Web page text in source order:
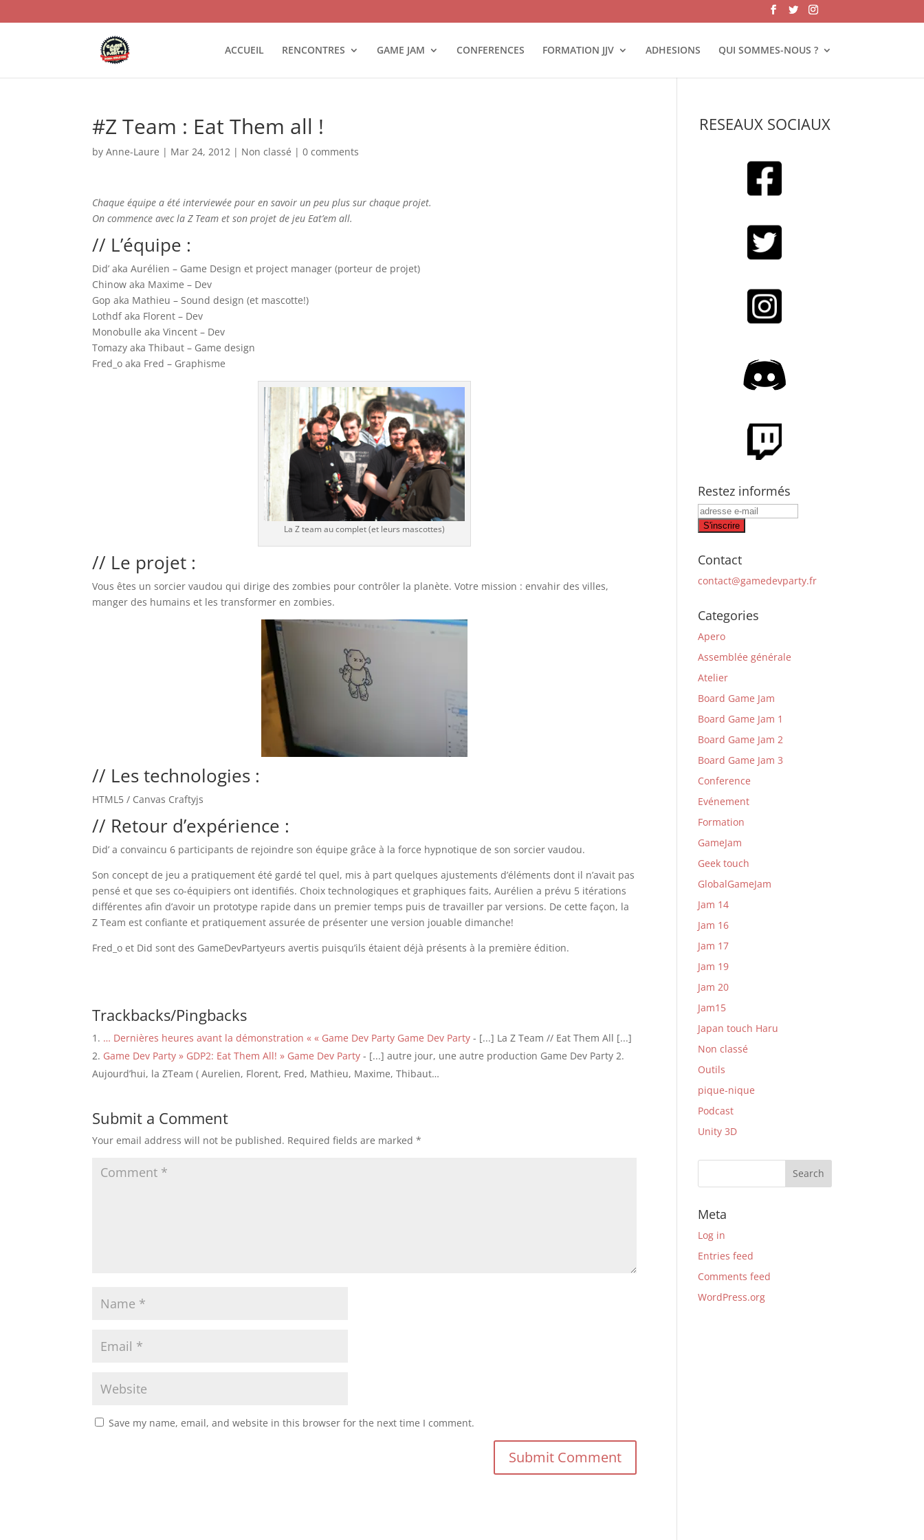
ACCUEIL RENCONTRES GAME JAM CONFERENCES FORMATION JJV ADHESIONS QUI SOMMES-NOUS ?
#Z Team : Eat Them all !
byAnne-Laure | Mar 24, 2012 | Non classé |0 comments
Chaque équipe a été interviewée pour en savoir un peu plus sur chaque projet.
On commence avec la Z Team et son projet de jeu Eat’em all.
// L’équipe :
Did’ aka Aurélien – Game Design et project manager (porteur de projet)
Chinow aka Maxime – Dev
Gop aka Mathieu – Sound design (et mascotte!)
Lothdf aka Florent – Dev
Monobulle aka Vincent – Dev
Tomazy aka Thibaut – Game design
Fred_o aka Fred – Graphisme
La Z team au complet (et leurs mascottes)
// Le projet :
Vous êtes un sorcier vaudou qui dirige des zombies pour contrôler la planète. Votre mission : envahir des villes,
manger des humains et les transformer en zombies.
// Les technologies :
HTML5 / Canvas Craftyjs
// Retour d’expérience :
Did’ a convaincu 6 participants de rejoindre son équipe grâce à la force hypnotique de son sorcier vaudou.
Son concept de jeu a pratiquement été gardé tel quel, mis à part quelques ajustements d’éléments dont il n’avait pas
pensé et que ses co-équipiers ont identifiés. Choix technologiques et graphiques faits, Aurélien a prévu 5 itérations
différentes afin d’avoir un prototype rapide dans un premier temps puis de travailler par versions. De cette façon, la
Z Team est confiante et pratiquement assurée de présenter une version jouable dimanche!
Fred_o et Did sont des GameDevPartyeurs avertis puisqu’ils étaient déjà présents à la première édition.
Trackbacks/Pingbacks
… Dernières heures avant la démonstration « « Game Dev Party Game Dev Party - [...] La Z Team // Eat Them All [...]
Game Dev Party » GDP2: Eat Them All! » Game Dev Party - [...] autre jour, une autre production Game Dev Party 2.
Aujourd’hui, la ZTeam ( Aurelien, Florent, Fred, Mathieu, Maxime, Thibaut…
Submit a Comment
Your email address will not be published. Required fields are marked*
Save my name, email, and website in this browser for the next time I comment.
RESEAUX SOCIAUX
Restez informés
Contact
contact@gamedevparty.fr
Categories
Apero
Assemblée générale
Atelier
Board Game Jam
Board Game Jam 1
Board Game Jam 2
Board Game Jam 3
Conference
Evénement
Formation
GameJam
Geek touch
GlobalGameJam
Jam 14
Jam 16
Jam 17
Jam 19
Jam 20
Jam15
Japan touch Haru
Non classé
Outils
pique-nique
Podcast
Unity 3D
Meta
Log in
Entries feed
Comments feed
WordPress.org